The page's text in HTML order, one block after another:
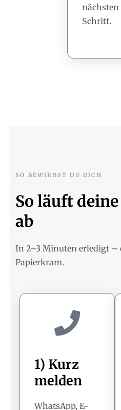
nächsten
Schritt.
SO BEWIRBST DU DICH
So läuft
ab
In 2–3 Minuten erledigt –
Papierkram.
1) Kurz
melden
WhatsApp, E-